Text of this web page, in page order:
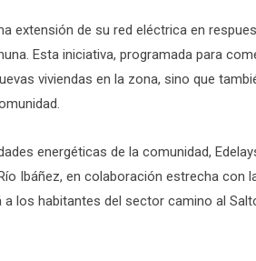
extensión de su red eléctrica en
Esta iniciativa, programada para
viviendas en la zona, sino que
energéticas de la comunidad,
Ibáñez, en colaboración estrecha con
los habitantes del sector camino al